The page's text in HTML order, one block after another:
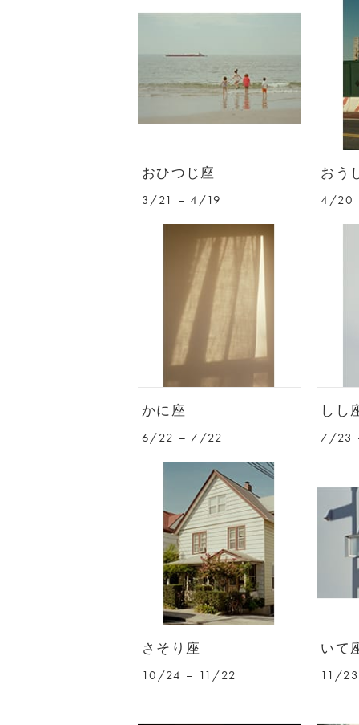
おひつじ座
3/21 – 4/19
おう
4/20
かに座
6/22 – 7/22
しし
7/23
さそり座
10/24 – 11/22
いて
11/